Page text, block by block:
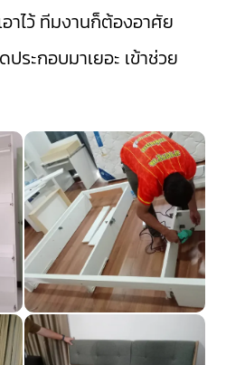
าไว้ ทีมงานก็ต้องอาศัย
ระกอบมาเยอะ เข้าช่วย